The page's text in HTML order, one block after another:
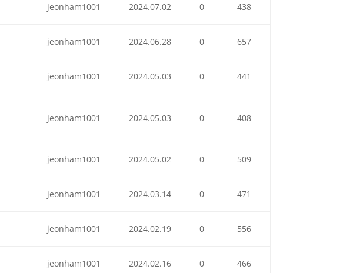
jeonham1001 2024.07.02 0 438
jeonham1001 2024.06.28 0 657
jeonham1001 2024.05.03 0 441
jeonham1001 2024.05.03 0 408
jeonham1001 2024.05.02 0 509
jeonham1001 2024.03.14 0 471
jeonham1001 2024.02.19 0 556
jeonham1001 2024.02.16 0 466